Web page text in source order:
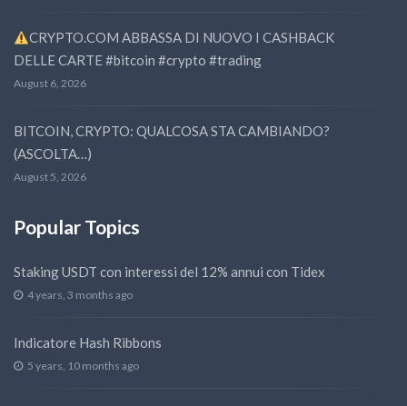
CRYPTO.COM ABBASSA DI NUOVO I CASHBACK
DELLE CARTE #bitcoin #crypto #trading
August 6, 2026
BITCOIN, CRYPTO: QUALCOSA STA CAMBIANDO?
(ASCOLTA…)
August 5, 2026
Popular Topics
Staking USDT con interessi del 12% annui con Tidex
4 years, 3 months ago
Indicatore Hash Ribbons
5 years, 10 months ago